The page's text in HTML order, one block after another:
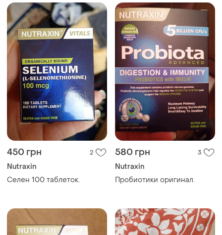
450 грн 2
Nutraxin
Селен 100 таблеток.
580 грн 3
Nutraxin
Пробиотики оригинал.